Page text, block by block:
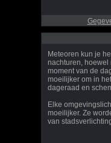
Meteoren kun je
nachturen, hoewel
moment van de
moeilijker om in
dageraad en
Elke
moeilijker. Ze
van